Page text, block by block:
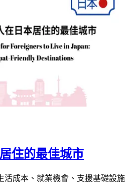
住的最佳城市
活成本、就業機會、支援基礎設施